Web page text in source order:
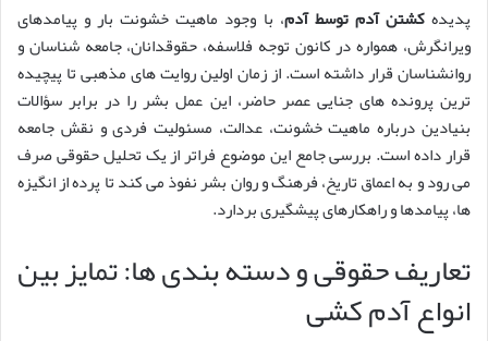
پدیدهکشتن آدم توسط آدم، با وجود ماهیت خشونت بار و پیامدهای
ویرانگرش، همواره در کانون توجه فلاسفه، حقوقدانان، جامعه شناسان و
روانشناسان قرار داشته است. از زمان اولین روایت های مذهبی تا پیچیده
ترین پرونده های جنایی عصر حاضر، این عمل بشر را در برابر سؤالات
بنیادین درباره ماهیت خشونت، عدالت، مسئولیت فردی و نقش جامعه
قرار داده است. بررسی جامع این موضوع فراتر از یک تحلیل حقوقی صرف
می رود و به اعماق تاریخ، فرهنگ و روان بشر نفوذ می کند تا پرده از انگیزه
ها، پیامدها و راهکارهای پیشگیری بردارد.
تعاریف حقوقی و دسته بندی ها: تمایز بین
انواع آدم کشی